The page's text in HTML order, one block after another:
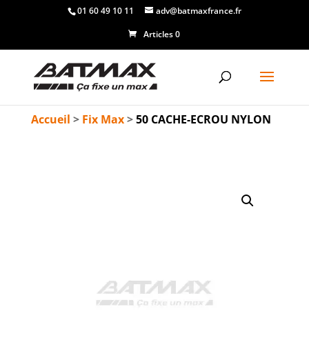
01 60 49 10 11
adv@batmaxfrance.fr
Articles 0
Accueil > Fix Max>50 CACHE-ECROU NYLON